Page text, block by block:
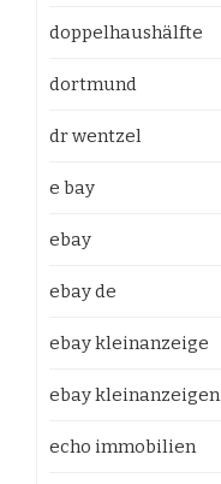
doppelhaushälfte
dortmund
dr wentzel
e bay
ebay
ebay de
ebay kleinanzeige
ebay kleinanzeigen
echo immobilien